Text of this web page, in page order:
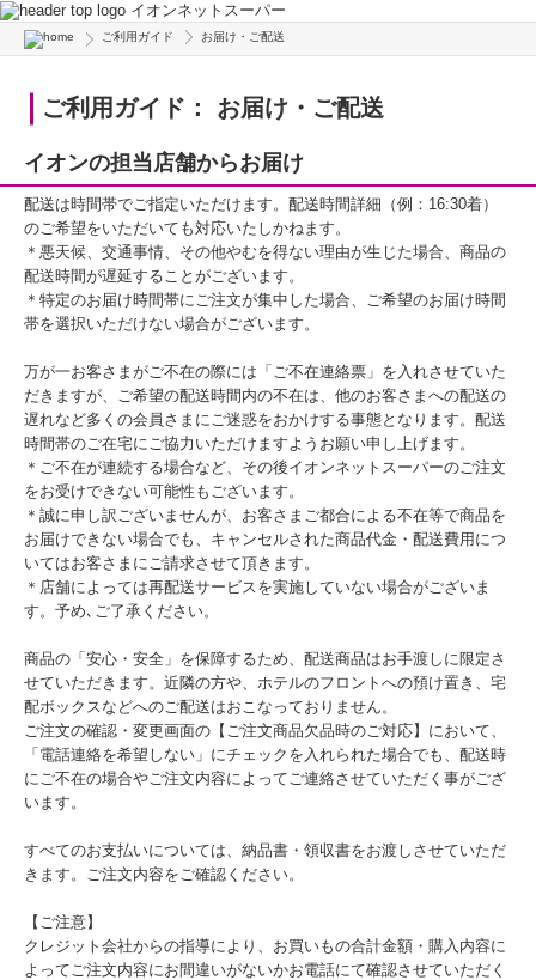
イオンネットスーパー
ご利用ガイド お届け・ご配送
ご利用ガイド： お届け・ご配送
イオンの担当店舗からお届け
配送は時間帯でご指定いただけます。配送時間詳細（例：16:30着）
のご希望をいただいても対応いたしかねます。
＊悪天候、交通事情、その他やむを得ない理由が生じた場合、商品の
配送時間が遅延することがございます。
＊特定のお届け時間帯にご注文が集中した場合、ご希望のお届け時間
帯を選択いただけない場合がございます。
万が一お客さまがご不在の際には「ご不在連絡票」を入れさせていた
だきますが、ご希望の配送時間内の不在は、他のお客さまへの配送の
遅れなど多くの会員さまにご迷惑をおかけする事態となります。配送
時間帯のご在宅にご協力いただけますようお願い申し上げます。
＊ご不在が連続する場合など、その後イオンネットスーパーのご注文
をお受けできない可能性もございます。
＊誠に申し訳ございませんが、お客さまご都合による不在等で商品を
お届けできない場合でも、キャンセルされた商品代金・配送費用につ
いてはお客さまにご請求させて頂きます。
＊店舗によっては再配送サービスを実施していない場合がございま
す。予め､ご了承ください。
商品の「安心・安全」を保障するため、配送商品はお手渡しに限定さ
せていただきます。近隣の方や、ホテルのフロントへの預け置き、宅
配ボックスなどへのご配送はおこなっておりません。
ご注文の確認・変更画面の【ご注文商品欠品時のご対応】において、
「電話連絡を希望しない」にチェックを入れられた場合でも、配送時
にご不在の場合やご注文内容によってご連絡させていただく事がござ
います。
すべてのお支払いについては、納品書・領収書をお渡しさせていただ
きます。ご注文内容をご確認ください。
【ご注意】
クレジット会社からの指導により、お買いもの合計金額・購入内容に
よってご注文内容にお間違いがないかお電話にて確認させていただく